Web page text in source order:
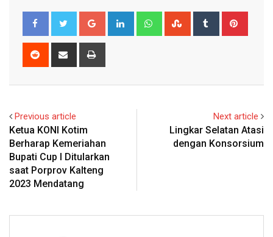
Google+ LinkedIn WhatsappStumbleUpon
Tumblr
Reddit
Share
Previous article
Ketua KONI Kotim
Berharap Kemeriahan
Bupati Cup I Ditularkan
saat Porprov Kalteng
2023 Mendatang
Next article
Lingkar Selatan Atasi
dengan Konsorsium